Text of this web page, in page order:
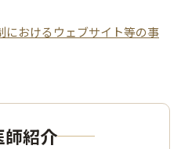
におけるウェブサイト等の事
師紹介